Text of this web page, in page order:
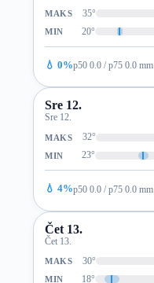
MAKS 35°
MIN 20°
💧 0%p50 0.0 / p75 0.0 mm
Sre 12.
Sre 12.
MAKS 32°
MIN 23°
💧 4%p50 0.0 / p75 0.0 mm
Čet 13.
Čet 13.
MAKS 30°
MIN 18°